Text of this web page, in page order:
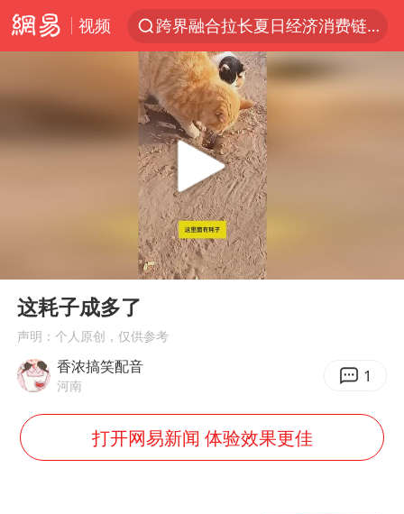
视频
跨界融合拉长夏日经济消费链条
“伊斯兰版北约”出现
武契奇会见泽连斯基有何意图
白海豚5次眼壁置换
浙江海域将现5到8米巨浪到狂浪
上海大部迎大暴雨
Play
这耗子成多了
声明：个人原创，仅供参考
香浓搞笑配音
河南 1
打开网易新闻 体验效果更佳